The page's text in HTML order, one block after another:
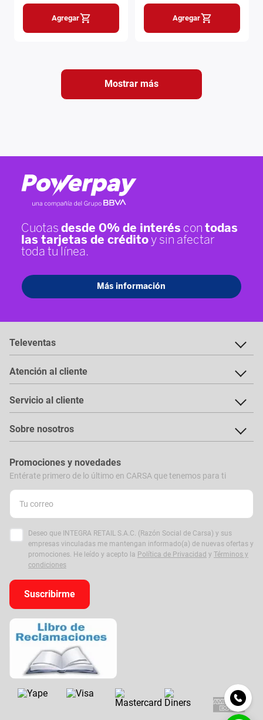
Agregar Agregar
Mostrar más
Televentas
Atención al cliente
Servicio al cliente
Sobre nosotros
Promociones y novedades
Entérate primero de lo último en CARSA que tenemos para ti
Deseo que INTEGRA RETAIL S.A.C. (Razón Social de Carsa) y sus
empresas vinculadas me mantengan informado(a) de nuevas ofertas y
promociones. He leído y acepto la Política de Privacidad y Términos y
condiciones
Suscribirme